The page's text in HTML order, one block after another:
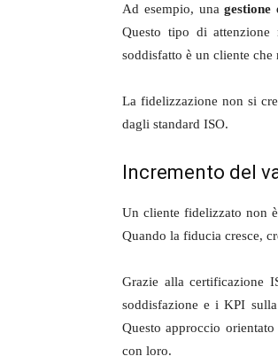
Ad esempio, unagestione
Questo tipo di
soddisfatto è un cliente che
La fidelizzazione non si
dagli standard ISO.
Incremento del
Un cliente fidelizzato non
Quando la fiducia cresce,
Grazie alla certificazione
soddisfazione e i KPI
Questo approccio
con loro.